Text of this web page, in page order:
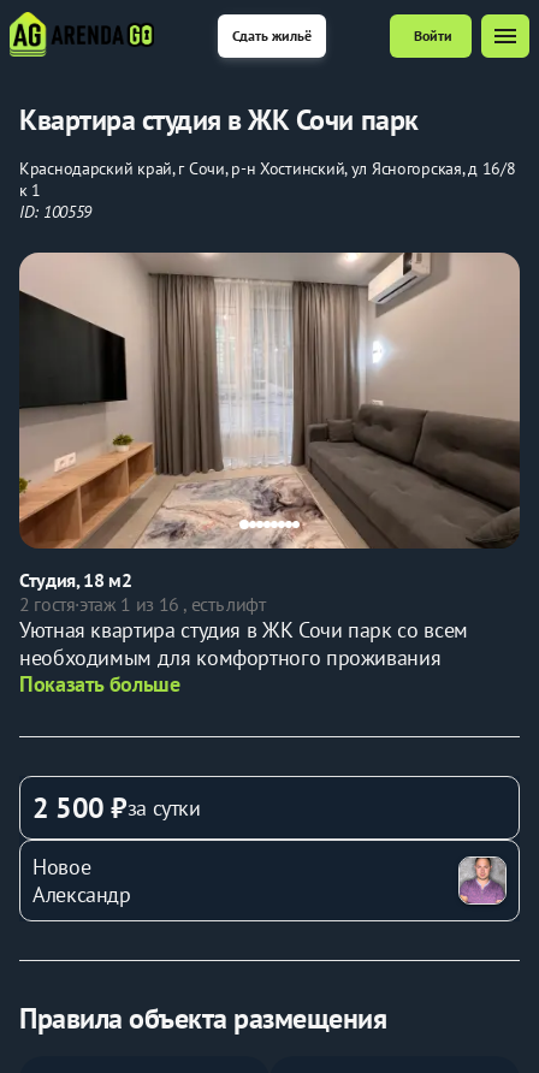
Сдать жильё Войти menu
Квартира студия в ЖК Сочи парк
Краснодарский край, г Сочи, р-н Хостинский, ул Ясногорская, д 16/8
к 1
ID: 100559
Студия, 18 м2
2 гостя·этаж 1 из 16 , есть лифт
Уютная квартира студия в ЖК Сочи парк со всем
необходимым для комфортного проживания
Показать больше
2 500 ₽за сутки
Новое
Александр
Правила объекта размещения